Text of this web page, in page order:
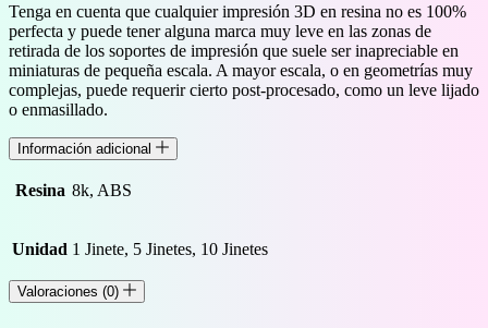
Tenga en cuenta que cualquier impresión 3D en resina no es 100%
perfecta y puede tener alguna marca muy leve en las zonas de
retirada de los soportes de impresión que suele ser inapreciable en
miniaturas de pequeña escala. A mayor escala, o en geometrías muy
complejas, puede requerir cierto post-procesado, como un leve lijado
o enmasillado.
Información adicional
Resina 8k, ABS
Unidad 1 Jinete, 5 Jinetes, 10 Jinetes
Valoraciones (0)